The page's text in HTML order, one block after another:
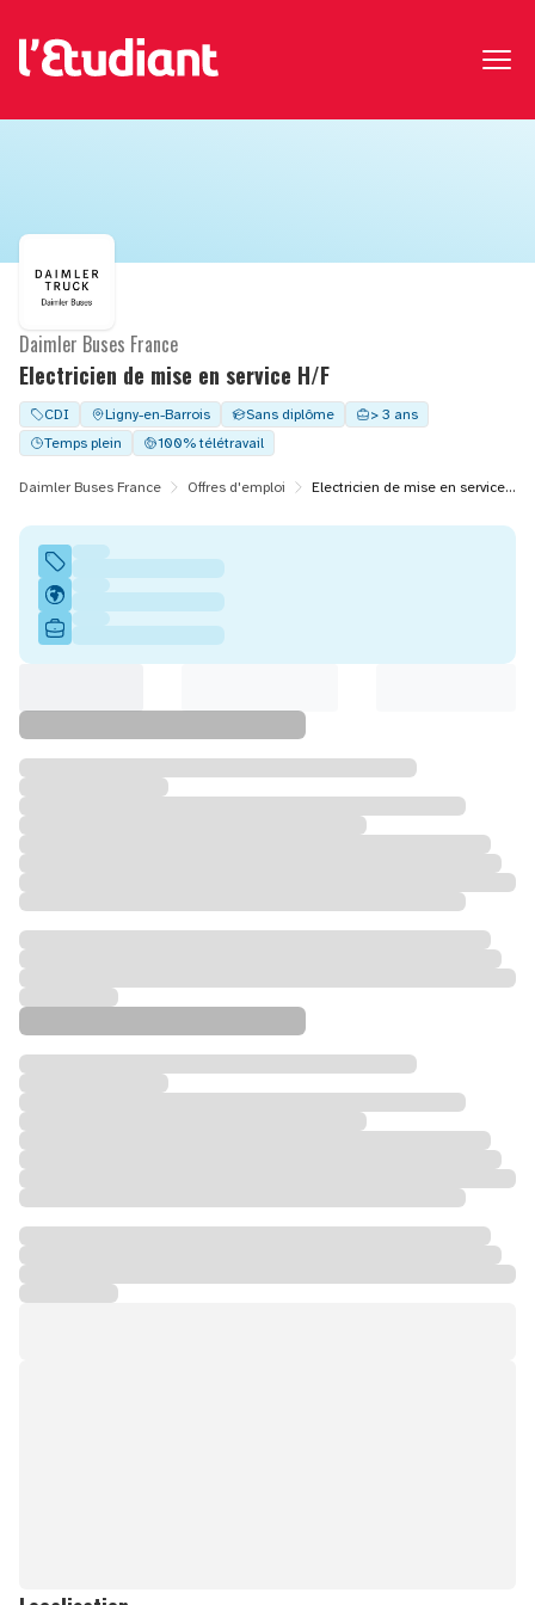
Electricien de mise en service H/F
Daimler Buses France
CDI Ligny-en-Barrois Sans diplôme
> 3 ans
Temps plein
100% télétravail
Daimler Buses France Offres d'emploi Electricien de mise en service H/F